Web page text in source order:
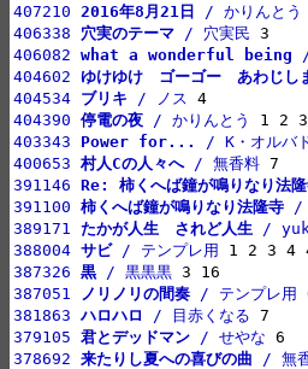
407210 2016年8月21日 / かりんとう
406338 穴実のテーマ / 穴実民
406082 what a wonderful being
404602 ゆけゆけ　ゴーゴー　あわじし
404534 ブリキ / ノス
404390 停電の夜 / かりんとう
403343 Power for... / K・オルバ
400653 村人Cの人々へ / 無香料
391146 Re: 柿くへば鐘が鳴りなり法
391100 柿くへば鐘が鳴りなり法隆寺 /
389171 たかが人生　されど人生 /
388004 サビ / テンプレ用
387326 黒 / 黒黒黒
387051
ノリノリの間奏 / テンプレ用
381863 ハロハロ / 目赤くなる
379105 君とデッドマン / せやな
378692 来たりし夏への喜びの曲 / 無